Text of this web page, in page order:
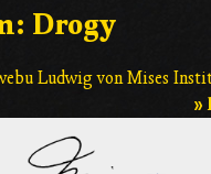
Drogy
Ludwig von Mises
»